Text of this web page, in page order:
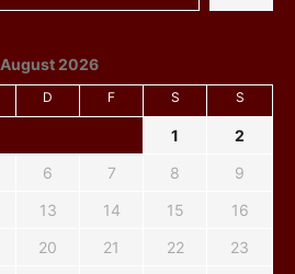
August 2026
D F S S
1
2
6 7 8
9
13 14 15
16
20 21 22
23